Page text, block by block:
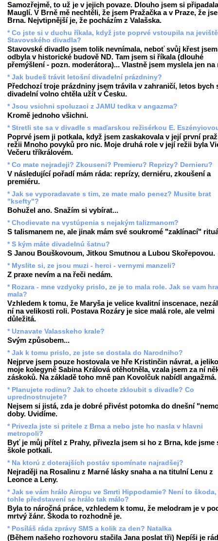
Samozřejmě, to už je v jejich povaze. Dlouho jsem si
Mauglí. V Brně mě nechtěli, že jsem Pražačka a v Praze, že
Brna. Nejvtipnější je, že pocházím z Valašska.
* Co jste si v duchu říkala, když jste poprvé vstoupila na jeviště
Stavovského divadla?
Stavovské divadlo jsem tolik nevnímala, neboť svůj křest
odbyla v historické budově ND. Tam jsem si říkala (dlouhé
přemýšlení - pozn. moderátora)... Vlastně jsem myslela jen na
* Jak budeš trávit letošní divadelní prázdniny?
Předchozí troje prázdniny jsem trávila v zahraničí, letos bych
divadelní volno chtěla užít v Česku.
* Jsou vsichni spoluzaci z JAMU tedka v angazma?
Kromě jednoho všichni.
* Stretli ste sa v divadle s maďarskou režisérkou E.
Poprvé jsem ji potkala, když jsem zaskakovala v její první
režii Mnoho povyků pro nic. Moje druhá role v její režii byla
Večeru tříkrálovém.
* Co mate nejradeji? Zkouseni? Premieru? Reprizy? Dernieru?
V následující pořadí mám ráda: reprízy, derniéru, zkoušení a
premiéru.
* Jak se vyporadavate s tim, ze mate malo penez? Musite brat
"ksefty"?
Bohužel ano. Snažím si vybírat...
* Chodievate na vystúpenia s nejakým talizmanom?
S talismanem ne, ale jinak mám své soukromé "zaklínací"
* S kým máte divadelnú šatnu?
S Janou Bouškovoum, Jitkou Smutnou a Lubou Skořepovou.
* Myslite si, ze jsou muzi - herci - vernymi manzeli?
Z praxe nevím a na řeči nedám.
* Rozara - mne vzdycky prislo, ze je to mala role. Jak se vam
mala?
Vzhledem k tomu, že Maryša je velice kvalitní inscenace,
ní na velikosti roli. Postava Rozáry je sice malá role, ale velmi
důležitá.
* Uznavate Valasskeho krale?
Svým způsobem...
* Jak k tomu prislo, ze jste se dostala do Narodniho?
Nejprve jsem pouze hostovala ve hře Kristinčin návrat, a
moje kolegyně Sabina Králová otěhotněla, vzala jsem za ní
záskoků. Na základě toho mně pan Kovolčuk nabídl angažmá.
* Planujete rodinu? Jak to chcete zkloubit s divadle? Co
uprednostnujete?
Nejsem si jistá, zda je dobré přivést potomka do dnešní
doby. Uvidíme.
* Privezla jste si pritele z Brna a nebo jste ho nasla v hlavni
metropoli?
Byť je můj přítel z Prahy, přivezla jsem si ho z Brna, kde jsme
škole potkali.
* Na ktorú z doterajších postáv spomínate najradšej?
Nejraději na Rosalinu z Marné lásky snaha a na titulní Lenu z
Leonce a Leny.
* Jak se vám hrálo Airopu ve Smrti Hippodamie? Není to škoda,
tohle představení se hrálo tak málo?
Byla to náročná práce, vzhledem k tomu, že melodram je v
mrtvý žánr. Škoda to rozhodně je.
* Posíláš ráda zprávy SMS a kolik za den? Natalka
(Během našeho rozhovoru stačila Jana poslat tři) Nepíši je